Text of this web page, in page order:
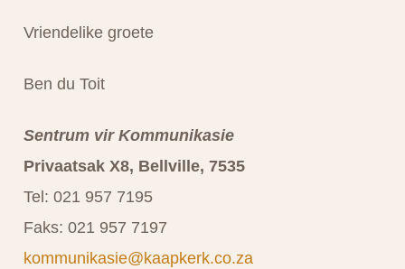
Vriendelike groete
Ben du Toit
Sentrum vir Kommunikasie
Privaatsak X8, Bellville, 7535
Tel: 021 957 7195
Faks: 021 957 7197
kommunikasie@kaapkerk.co.za